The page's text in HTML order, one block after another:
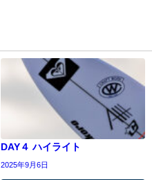
DAY４ ハイライト
2025年9月6日